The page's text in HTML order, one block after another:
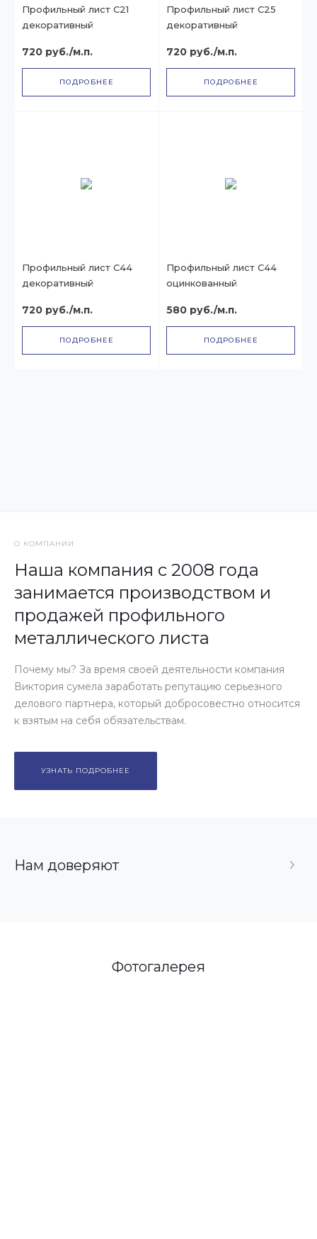
Профильный лист С21
декоративный
720 руб./м.п.
ПОДРОБНЕЕ
Профильный лист С25
декоративный
720 руб./м.п.
ПОДРОБНЕЕ
Профильный лист С44
декоративный
720 руб./м.п.
ПОДРОБНЕЕ
Профильный лист С44
оцинкованный
580 руб./м.п.
ПОДРОБНЕЕ
О КОМПАНИИ
Наша компания с 2008 года
занимается производством и
продажей профильного
металлического листа
Почему мы? За время своей деятельности компания
Виктория сумела заработать репутацию серьезного
делового партнера, который добросовестно относится
к взятым на себя обязательствам.
УЗНАТЬ ПОДРОБНЕЕ
Нам доверяют
Фотогалерея